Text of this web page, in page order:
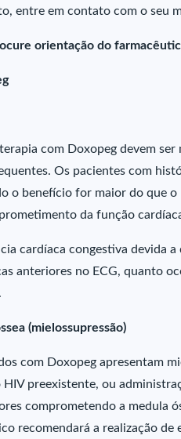
entre em contato com o seu
orientação do
com Doxopeg devem
Os pacientes com
o benefício for maior do que
da função
cardíaca congestiva devida
anteriores no ECG, quanto
(mielossupressão)
com Doxopeg apresentam
HIV preexistente, ou
comprometendo a medula
recomendará a realização